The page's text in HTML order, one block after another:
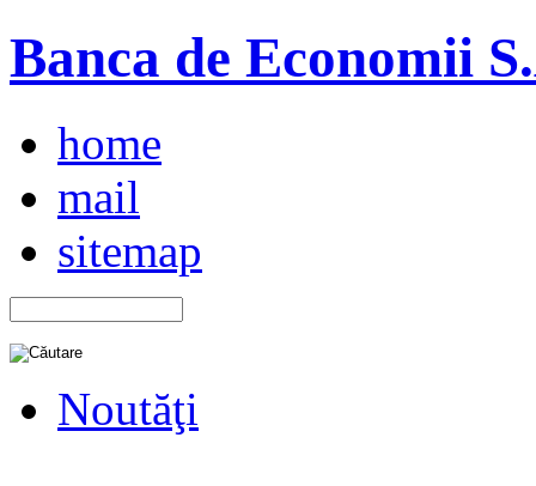
Banca de Economii
home
mail
sitemap
Noutăţi